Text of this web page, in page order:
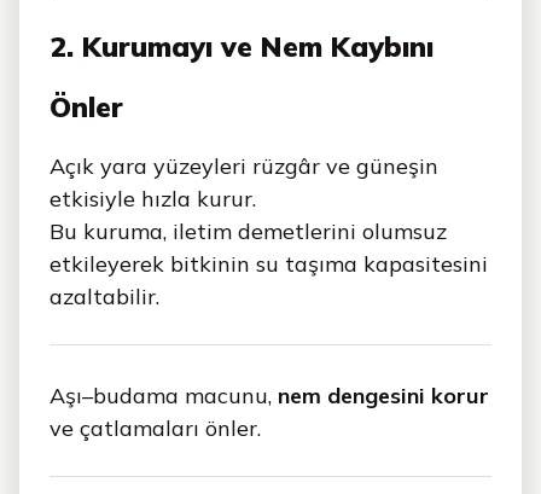
2. Kurumayı ve Nem Kaybını
Önler
Açık yara yüzeyleri rüzgâr ve güneşin
etkisiyle hızla kurur.
Bu kuruma, iletim demetlerini olumsuz
etkileyerek bitkinin su taşıma kapasitesini
azaltabilir.
Aşı–budama macunu, nem dengesini korur
ve çatlamaları önler.